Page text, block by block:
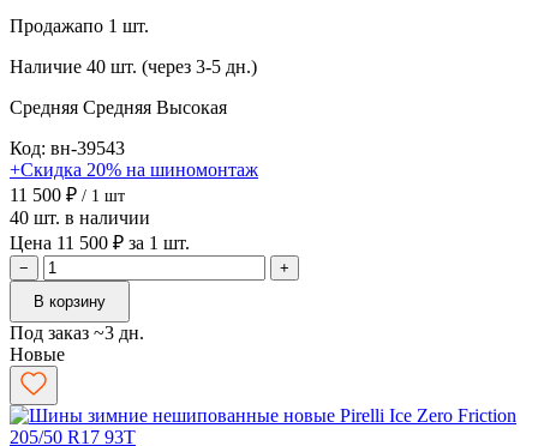
Продажапо 1 шт.
Наличие 40 шт. (через 3-5 дн.)
Средняя Средняя Высокая
Код: вн-39543
+Скидка 20% на шиномонтаж
11 500 ₽ / 1 шт
40 шт. в наличии
Цена 11 500 ₽ за 1 шт.
−
+
В корзину
Под заказ ~3 дн.
Новые